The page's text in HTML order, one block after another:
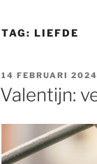
TAG: LIEFDE
GEPLAATST
OP
14 FEBRUARI 2024
Valentijn: